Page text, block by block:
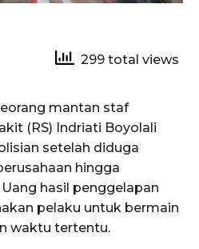
299 total views
mantan staf
(RS) Indriati Boyolali
setelah diduga
hingga
hasil penggelapan
pelaku untuk bermain
waktu tertentu.